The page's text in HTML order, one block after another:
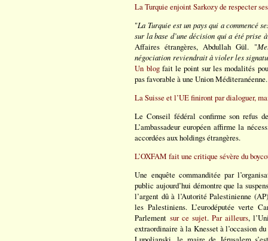
La Turquie enjoint Sarkozy de respecter
"La Turquie est un pays qui a commencé
sur la base d’une décision qui a été prise
Affaires étrangères, Abdullah Gül. "
négociation reviendrait à violer les
Un blogfait le point sur les modalités
pas favorable à une Union Méditeranéenne.
La Suisse et l’UE finiront par dialoguer,
Le Conseil fédéral confirme son refus
L’ambassadeur européen affirme la
accordées aux holdings étrangères.
L’OXFAM fait une critique sévère du
Une enquête commanditée par
public aujourd’hui démontre que la
l’argent dû à l’Autorité Palestinienne
les Palestiniens. L’eurodéputée verte
Parlement sur ce sujet. Par ailleurs,
extraordinaire à la Knesset à l’occasion